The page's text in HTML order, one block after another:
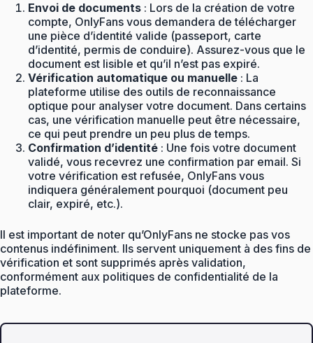
Envoi de documents : Lors de la création de votre
compte, OnlyFans vous demandera de télécharger
une pièce d’identité valide (passeport, carte
d’identité, permis de conduire). Assurez-vous que le
document est lisible et qu’il n’est pas expiré.
Vérification automatique ou manuelle : La
plateforme utilise des outils de reconnaissance
optique pour analyser votre document. Dans certains
cas, une vérification manuelle peut être nécessaire,
ce qui peut prendre un peu plus de temps.
Confirmation d’identité : Une fois votre document
validé, vous recevrez une confirmation par email. Si
votre vérification est refusée, OnlyFans vous
indiquera généralement pourquoi (document peu
clair, expiré, etc.).
Il est important de noter qu’OnlyFans ne stocke pas vos
contenus indéfiniment. Ils servent uniquement à des fins de
vérification et sont supprimés après validation,
conformément aux politiques de confidentialité de la
plateforme.